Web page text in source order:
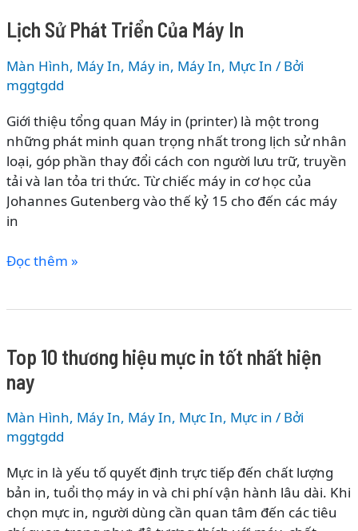
Mực
–
Từ
Mực
Cổ
Đại
Đến
Công
Nghệ
Hiện
Đại
Lịch Sử Phát Triển Của Máy In
Màn Hình, Máy In, Máy in, Máy In, Mực In / Bởi
mggtgdd
Giới thiệu tổng quan Máy in (printer) là một trong
những phát minh quan trọng nhất trong lịch sử nhân
loại, góp phần thay đổi cách con người lưu trữ, truyền
tải và lan tỏa tri thức. Từ chiếc máy in cơ học của
Johannes Gutenberg vào thế kỷ 15 cho đến các máy
in
Lịch
Máy
In
Đọc thêm »
Top 10 thương hiệu mực in tốt nhất hiện
nay
Màn Hình, Máy In, Máy In, Mực In, Mực in / Bởi
mggtgdd
Mực in là yếu tố quyết định trực tiếp đến chất lượng
bản in, tuổi thọ máy in và chi phí vận hành lâu dài. Khi
chọn mực in, người dùng cần quan tâm đến các tiêu